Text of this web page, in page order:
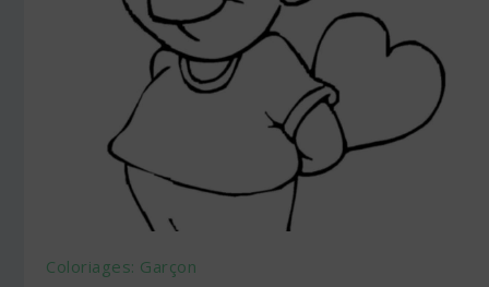
Coloriages: Garçon